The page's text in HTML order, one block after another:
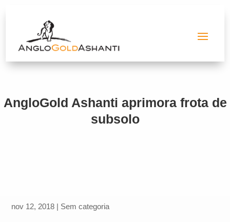
AngloGold Ashanti aprimora frota de
subsolo
nov 12, 2018 | Sem categoria